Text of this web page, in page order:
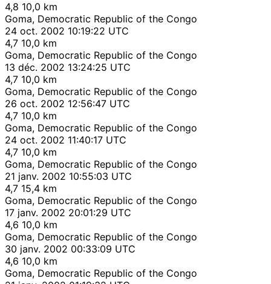
4,8 10,0 km
Goma, Democratic Republic of the Congo
24 oct. 2002 10:19:22 UTC
4,7 10,0 km
Goma, Democratic Republic of the Congo
13 déc. 2002 13:24:25 UTC
4,7 10,0 km
Goma, Democratic Republic of the Congo
26 oct. 2002 12:56:47 UTC
4,7 10,0 km
Goma, Democratic Republic of the Congo
24 oct. 2002 11:40:17 UTC
4,7 10,0 km
Goma, Democratic Republic of the Congo
21 janv. 2002 10:55:03 UTC
4,7 15,4 km
Goma, Democratic Republic of the Congo
17 janv. 2002 20:01:29 UTC
4,6 10,0 km
Goma, Democratic Republic of the Congo
30 janv. 2002 00:33:09 UTC
4,6 10,0 km
Goma, Democratic Republic of the Congo